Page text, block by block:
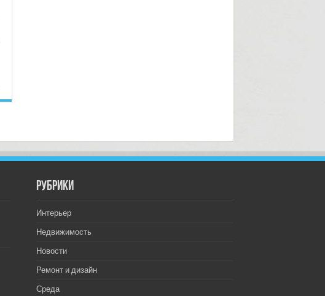
РУбрики
Интерьер
Недвижимость
Новости
Ремонт и дизайн
Среда